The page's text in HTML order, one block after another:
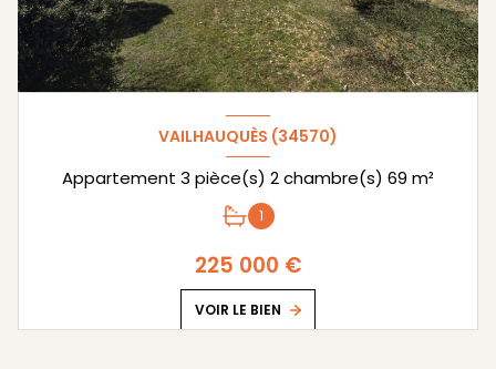
VAILHAUQUÈS (34570)
Appartement 3 pièce(s) 2 chambre(s) 69 m²
1
225 000 €
VOIR LE BIEN